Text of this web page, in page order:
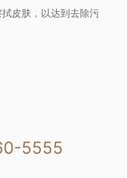
皮肤，以达到去除污
5555